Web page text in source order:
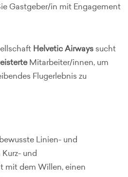
Gastgeber/in mit Engagement
Helvetic Airways sucht
Mitarbeiter/innen, um
Flugerlebnis zu
Linien- und
und
mit dem Willen, einen